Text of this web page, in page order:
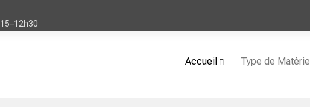
Accueil Type de Matériel